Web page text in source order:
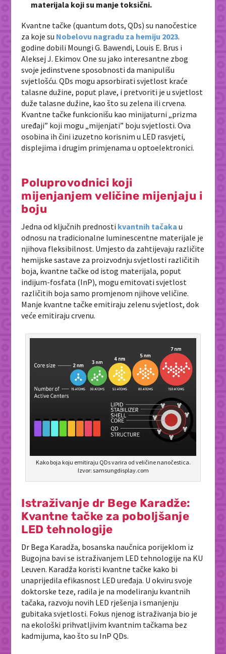
materijala koji su manje toksični.
Kvantne tačke (quantum dots, QDs) su nanočestice
za koje su Nobelovu nagradu za hemiju 2023.
godine dobili Moungi G. Bawendi, Louis E. Brus i
Aleksej J. Ekimov. One su jako interesantne zbog
svoje jedinstvene sposobnosti da manipulišu
svjetlošću. QDs mogu apsorbirati svjetlost kraće
talasne dužine, poput plave, i pretvoriti je u svjetlost
duže talasne dužine, kao što su zelena ili crvena.
Kvantne tačke funkcionišu kao minijaturni „prizma
uređaji” koji mogu „mijenjati” boju svjetlosti. Ova
osobina ih čini izuzetno korisnim u LED rasvjeti,
displejima i drugim primjenama u optoelektronici.
Poluprovodnici koji
mijenjanjem veličine mijenjaju i
boju
Jedna od ključnih prednosti kvantnih tačaka u
odnosu na tradicionalne luminescentne materijale je
njihova fleksibilnost. Umjesto da zahtijevaju različite
hemijske sastave za proizvodnju svjetlosti različitih
boja, kvantne tačke od istog materijala, poput
indijum-fosfata (InP), mogu emitovati svjetlost
različitih boja samo promjenom njihove veličine.
Manje kvantne tačke emitiraju zelenu svjetlost, dok
veće emitiraju crvenu.
Kako boja koju emitiraju QDs varira od veličine nanočestica.
Izvor: samsungdisplay.com
Istraživanje dr Bege Karadže:
Kvantne tačke za poboljšanje
LED tehnologije
Dr Bega Karadža, bosanska naučnica porijeklom iz
Bugojna bavi se istraživanjem LED tehnologije na KU
Leuven. Karadža koristi kvantne tačke kako bi
unaprijedila efikasnost LED uređaja. U okviru svoje
doktorske teze, radila je na modeliranju kvantnih
tačaka, razvoju novih LED rješenja i smanjenju
gubitaka svjetlosti. Fokus njenog istraživanja bio je
na ekološki prihvatljivim kvantnim tačkama bez
kadmijuma, kao što su InP QDs.